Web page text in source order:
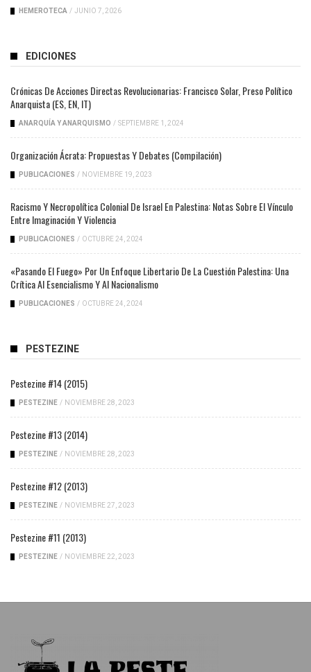
HEMEROTECA / JUNIO 7, 2026
EDICIONES
Crónicas De Acciones Directas Revolucionarias: Francisco Solar, Preso Político
Anarquista (ES, EN, IT)
ANARQUÍA Y ANARQUISMO / SEPTIEMBRE 1, 2024
Organización Ácrata: Propuestas Y Debates (compilación)
PUBLICACIONES / NOVIEMBRE 19, 2023
Racismo Y Necropolítica Colonial De Israel En Palestina: Notas Sobre El Vínculo
Entre Imaginación Y Violencia
PUBLICACIONES / OCTUBRE 24, 2024
«Pasando El Fuego» Por Un Enfoque Libertario De La Cuestión Palestina: Una
Crítica Al Esencialismo Y Al Nacionalismo
PUBLICACIONES / OCTUBRE 24, 2024
PESTEZINE
Pestezine #14 (2015)
PESTEZINE / NOVIEMBRE 28, 2023
Pestezine #13 (2014)
PESTEZINE / NOVIEMBRE 28, 2023
Pestezine #12 (2013)
PESTEZINE / NOVIEMBRE 27, 2023
Pestezine #11 (2013)
PESTEZINE / NOVIEMBRE 22, 2023